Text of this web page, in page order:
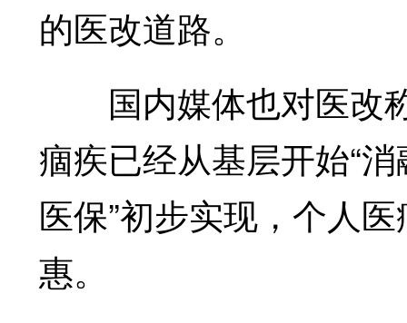
的医改道路。
国内媒体也对医改称
痼疾已经从基层开始“
医保”初步实现，个人
惠。